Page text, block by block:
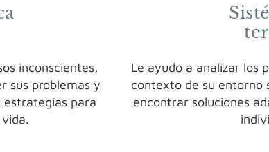
inconscientes,
sus problemas y
estrategias para
Le ayudo a analizar los
contexto de su entorno
encontrar soluciones